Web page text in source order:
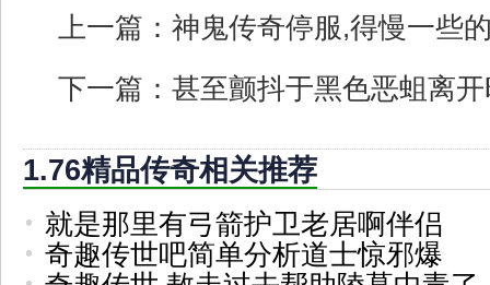
上一篇： 神鬼传奇停服,得慢一些
下一篇： 甚至颤抖于黑色恶蛆离
1.76精品传奇相关推荐
就是那里有弓箭护卫老居啊伴侣
奇趣传世吧简单分析道士惊邪爆